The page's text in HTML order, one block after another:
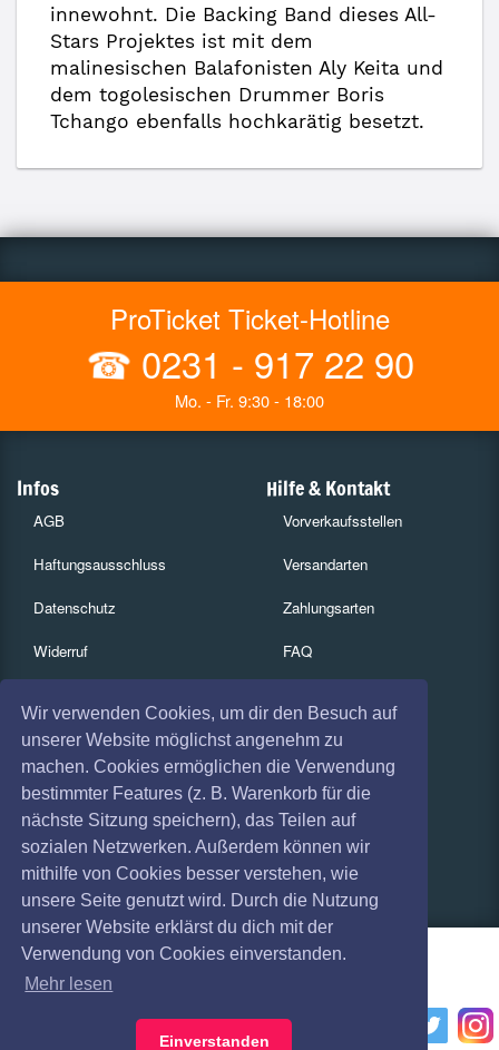
Wir verwenden Cookies, um dir den Besuch auf
unserer Website möglichst angenehm zu
machen. Cookies ermöglichen die Verwendung
bestimmter Features (z. B. Warenkorb für die
nächste Sitzung speichern), das Teilen auf
sozialen Netzwerken. Außerdem können wir
mithilfe von Cookies besser verstehen, wie
unsere Seite genutzt wird. Durch die Nutzung
unserer Website erklärst du dich mit der
Verwendung von Cookies einverstanden.
Mehr lesen
Einverstanden
innewohnt. Die Backing Band dieses All-
Stars Projektes ist mit dem
malinesischen Balafonisten Aly Keita und
dem togolesischen Drummer Boris
Tchango ebenfalls hochkarätig besetzt.
ProTicket Ticket-Hotline
☎ 0231 - 917 22 90
Mo. - Fr. 9:30 - 18:00
Infos
AGB
Haftungsausschluss
Datenschutz
Widerruf
Absagen
Hilfe & Kontakt
Vorverkaufsstellen
Versandarten
Zahlungsarten
FAQ
Services
Gutscheine
Geschäftskunden
Kartenrückgabe
Besucherregistrierung